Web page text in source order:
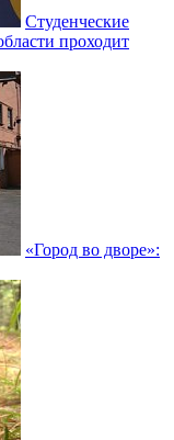
Студенческие
проходит
«Город во дворе»: